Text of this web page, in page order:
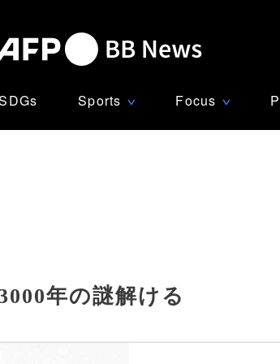
Sports ∨ Focus ∨
年の謎解ける